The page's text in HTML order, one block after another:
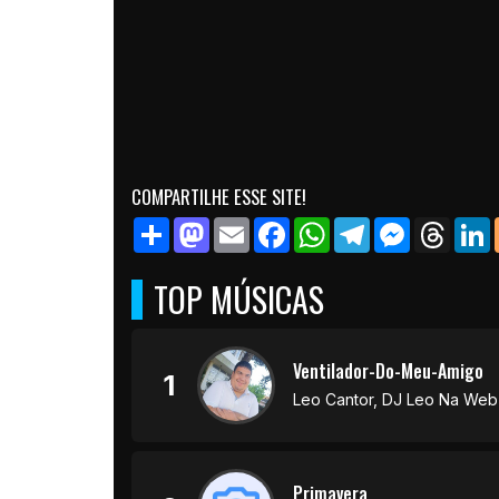
COMPARTILHE ESSE SITE!
Share Mastodon
Email FacebookWhatsAppTelegramMessenger
TOP MÚSICAS
1 Ventilador-Do-Meu-Amigo
Leo Cantor, DJ Leo Na Web